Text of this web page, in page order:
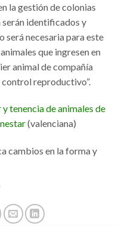
la gestión de colonias
identificados y
será necesaria para este
que ingresen en
animal de compañía
control reproductivo”.
tenencia de animales de
(valenciana)
cambios en la forma y